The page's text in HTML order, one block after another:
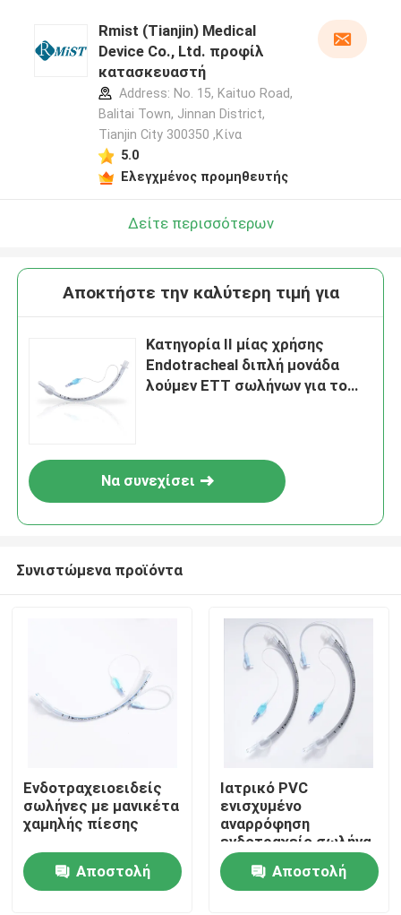
Αρχική Σελίδα
Προϊόντα
Rmist (Tianjin) Medical
Device Co., Ltd. προφίλ
κατασκευαστή
Address: No. 15, Kaituo Road,
Balitai Town, Jinnan District,
Tianjin City 300350 ,Κίνα
5.0
Ελεγχμένος προμηθευτής
Δείτε περισσότερων
Αποκτήστε την καλύτερη τιμή για
Κατηγορία ΙΙ μίας χρήσης
Endotracheal διπλή μονάδα
λούμεν ETT σωλήνων για το
Να συνεχίσει
Συνιστώμενα προϊόντα
Ενδοτραχειοειδείς
σωλήνες με μανικέτα
χαμηλής πίεσης
Αποστολή
Ιατρικό PVC
ενισχυμένο
αναρρόφηση
ενδοτραχείο σωλήνα
με υψηλού όγκου
μανσέτα ETT PU με
μέτρηση πίεσης
Αποστολή